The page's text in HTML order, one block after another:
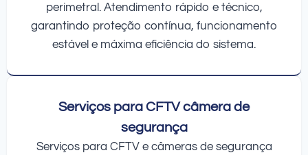
perimetral. Atendimento rápido e técnico,
garantindo proteção contínua, funcionamento
estável e máxima eficiência do sistema.
Serviços para CFTV câmera de
segurança
Serviços para CFTV e câmeras de segurança